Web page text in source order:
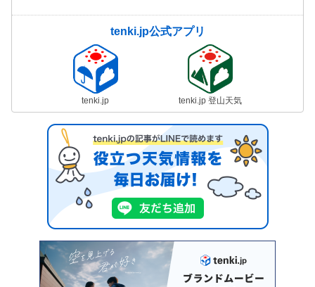
tenki.jp公式アプリ
tenki.jp tenki.jp 登山天気